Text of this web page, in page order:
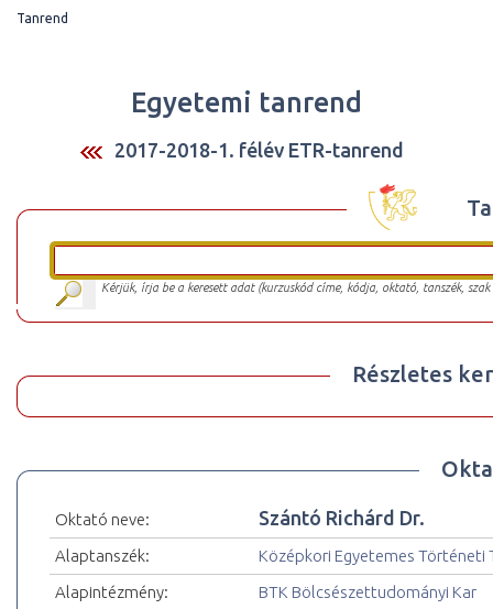
Tanrend
Egyetemi tanrend
2017-2018-1. félév ETR-tanrend
Kérjük, írja be a keresett adat (kurzuskód címe, kódja, oktató, tanszék,
Részletes
Oktató neve: Szántó Richárd Dr.
Alaptanszék:
Középkori Egyetemes Történeti
Alapintézmény:
BTK Bölcsészettudományi Kar